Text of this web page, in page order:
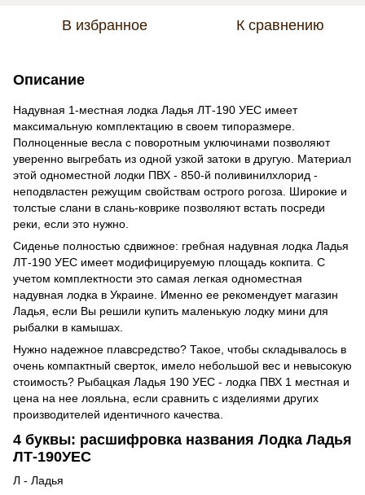
В избранное К сравнению
Описание
Надувная 1-местная лодка Ладья ЛТ-190 УЕС имеет
максимальную комплектацию в своем типоразмере.
Полноценные весла с поворотным уключинами позволяют
уверенно выгребать из одной узкой затоки в другую. Материал
этой одноместной лодки ПВХ - 850-й поливинилхлорид -
неподвластен режущим свойствам острого рогоза. Широкие и
толстые слани в слань-коврике позволяют встать посреди
реки, если это нужно.
Сиденье полностью сдвижное: гребная надувная лодка Ладья
ЛТ-190 УЕС имеет модифицируемую площадь кокпита. С
учетом комплектности это самая легкая одноместная
надувная лодка в Украине. Именно ее рекомендует магазин
Ладья, если Вы решили купить маленькую лодку мини для
рыбалки в камышах.
Нужно надежное плавсредство? Такое, чтобы складывалось в
очень компактный сверток, имело небольшой вес и невысокую
стоимость? Рыбацкая Ладья 190 УЕС - лодка ПВХ 1 местная и
цена на нее лояльна, если сравнить с изделиями других
производителей идентичного качества.
4 буквы: расшифровка названия Лодка Ладья
ЛТ-190УЕС
Л - Ладья